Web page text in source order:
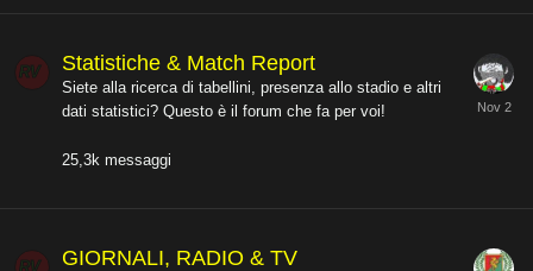
Statistiche & Match Report
Siete alla ricerca di tabellini, presenza allo stadio e altri
dati statistici? Questo è il forum che fa per voi!
25,3k messaggi
GIORNALI, RADIO & TV